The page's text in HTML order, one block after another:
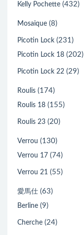
Kelly Pochette (432)
Mosaique (8)
Picotin Lock (231)
Picotin Lock 18 (202)
Picotin Lock 22 (29)
Roulis (174)
Roulis 18 (155)
Roulis 23 (20)
Verrou (130)
Verrou 17 (74)
Verrou 21 (55)
愛馬仕 (63)
Berline (9)
Cherche (24)